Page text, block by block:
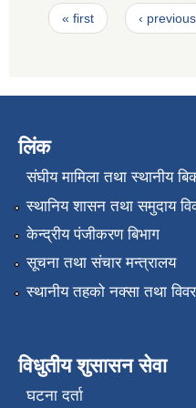
Pages
« first ‹ previous
लिंक
संघीय मामिला तथा स्थानीय
स्थानिय शासन तथा समुदाय
केन्द्रीय पंजीकरण बिभाग
सूचना तथा संचार मन्त्रालय
स्थानीय तहको नक्सा तथा
विधुतीय शुसासन सेवा
घटना दर्ता